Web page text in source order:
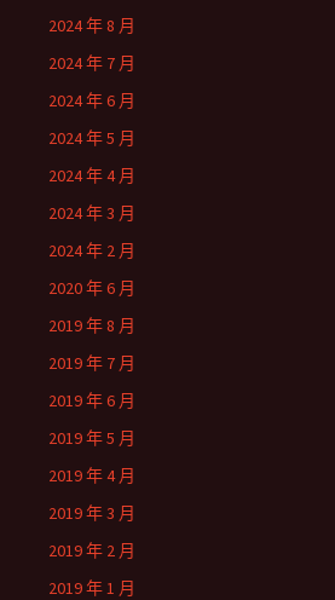
2024 年 8 月
2024 年 7 月
2024 年 6 月
2024 年 5 月
2024 年 4 月
2024 年 3 月
2024 年 2 月
2020 年 6 月
2019 年 8 月
2019 年 7 月
2019 年 6 月
2019 年 5 月
2019 年 4 月
2019 年 3 月
2019 年 2 月
2019 年 1 月